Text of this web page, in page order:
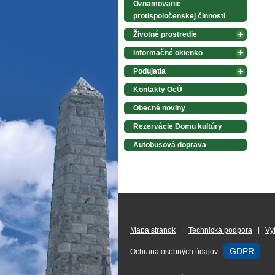
Oznamovanie
protispoločenskej činnosti
Životné prostredie
Informačné okienko
Podujatia
Kontakty OcÚ
Obecné noviny
Rezervácie Domu kultúry
Autobusová doprava
Mapa stránok Technická podpora
Ochrana osobných údajov GDPR